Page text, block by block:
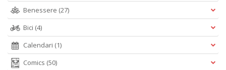
Benessere (27)
Bici (4)
Calendari (1)
Comics (50)